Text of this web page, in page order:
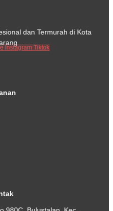
dan Termurah di Kota
Instagram Tiktok